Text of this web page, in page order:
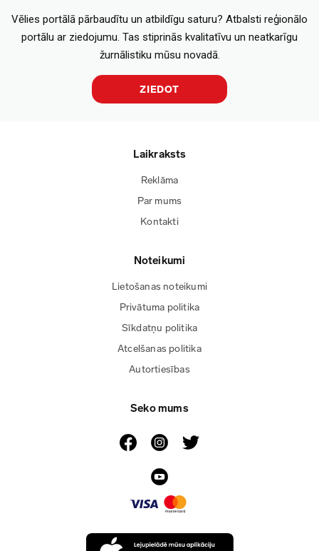
Vēlies portālā pārbaudītu un atbildīgu saturu? Atbalsti reģionālo
portālu ar ziedojumu. Tas stiprinās kvalitatīvu un neatkarīgu
žurnālistiku mūsu novadā.
ZIEDOT
Laikraksts
Reklāma
Par mums
Kontakti
Noteikumi
Lietošanas noteikumi
Privātuma politika
Sīkdatņu politika
Atcelšanas politika
Autortiesības
Seko mums